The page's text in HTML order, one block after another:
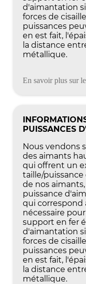
d'aimantation
forces de
puissances
en est fait,
la distance
métallique.
En savoir plus sur
PUISSANCES
Nous vendons
des aimants
qui offrent un
taille/
de nos
puissance
qui correspond
nécessaire
support en fer
d'aimantation
forces de
puissances
en est fait,
la distance
métallique.